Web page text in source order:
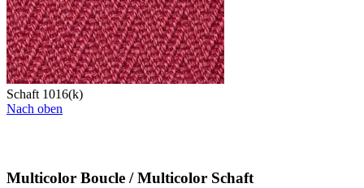
Schaft 1016(k)
Nach oben
Multicolor Boucle / Multicolor Schaft